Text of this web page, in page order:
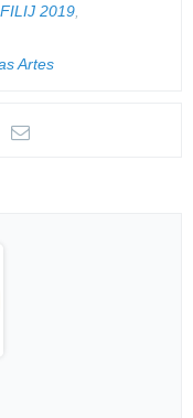
FILIJ 2019
Artes